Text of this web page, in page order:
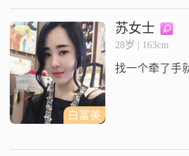
白富美
苏女士
28岁 | 163cm
找一个牵了手